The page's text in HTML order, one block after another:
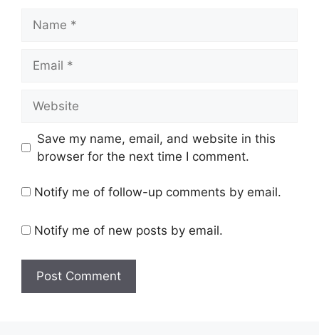
Save my name, email, and website in this
browser for the next time I comment.
Notify me of follow-up comments by email.
Notify me of new posts by email.